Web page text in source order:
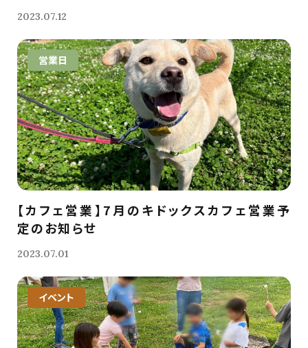
2023.07.12
営業日
【カフェ営業】7月のキドックスカフェ営業予
定のお知らせ
2023.07.01
イベント